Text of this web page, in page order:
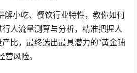
解小吃、餐饮行业特性，教你如何
人流量测算与分析，精准把握人
比，最终选出最具潜力的“黄金铺
营风险。